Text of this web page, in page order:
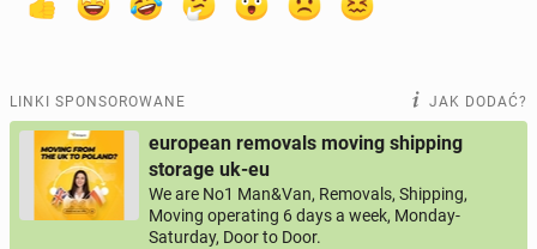
LINKI SPONSOROWANE JAK DODAĆ?
european removals moving shipping
storage uk-eu
We are No1 Man&Van, Removals, Shipping,
Moving operating 6 days a week, Monday-
Saturday, Door to Door.